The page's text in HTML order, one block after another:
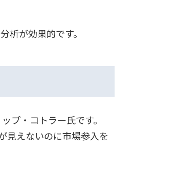
析が効果的です。
プ・コトラー氏です。
見えないのに市場参入を